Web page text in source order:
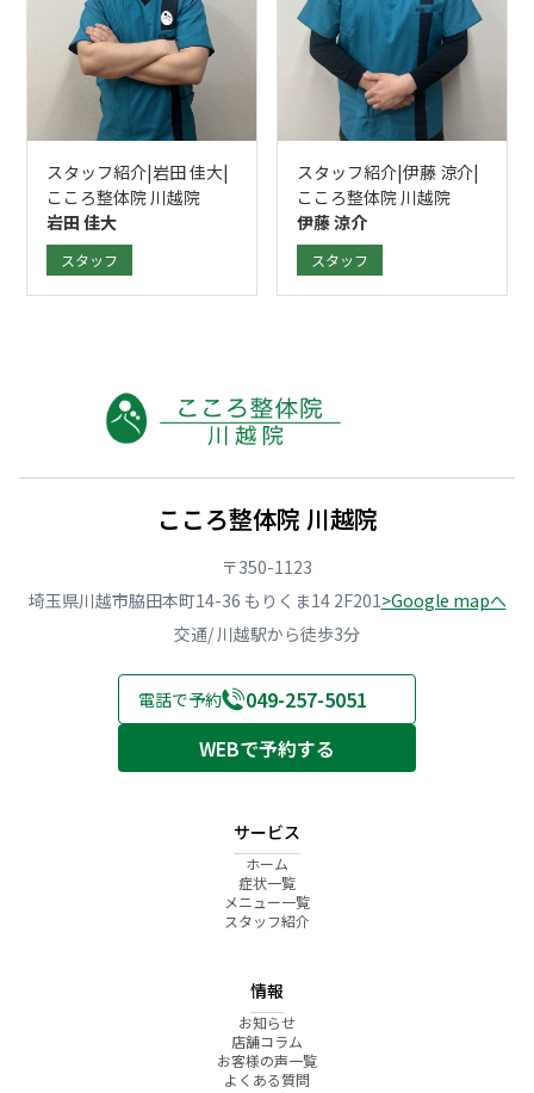
スタッフ紹介|岩田 佳大|
こころ整体院 川越院
岩田 佳大
スタッフ
スタッフ紹介|伊藤 涼介|
こころ整体院 川越院
伊藤 涼介
スタッフ
こころ整体院 川越院
〒350-1123
埼玉県川越市脇田本町14-36 もりくま14 2F201 >Google mapへ
交通/ 川越駅から徒歩3分
電話で予約
049-257-5051
WEBで予約する
サービス
ホーム
症状一覧
メニュー一覧
スタッフ紹介
情報
お知らせ
店舗コラム
お客様の声一覧
よくある質問